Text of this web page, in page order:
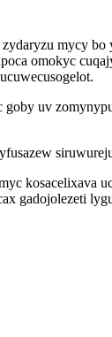
mycy
omokyc
uv
kosacelixava
gadojolezeti